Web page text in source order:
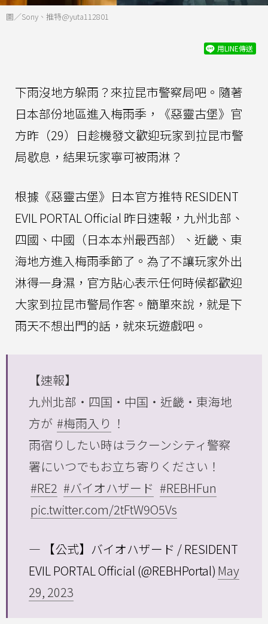
圖／Sony、推特@yuta112801
用LINE傳送
下雨沒地方躲雨？來拉昆市警察局吧。隨著
日本部份地區進入梅雨季，《惡靈古堡》官
方昨（29）日趁機發文歡迎玩家到拉昆市警
局歇息，結果玩家寧可被雨淋？
根據《惡靈古堡》日本官方推特 RESIDENT
EVIL PORTAL Official 昨日速報，九州北部、
四國、中國（日本本州最西部）、近畿、東
海地方進入梅雨季節了。為了不讓玩家外出
淋得一身濕，官方貼心表示任何時候都歡迎
大家到拉昆市警局作客。簡單來說，就是下
雨天不想出門的話，就來玩遊戲吧。
【速報】
九州北部・四国・中国・近畿・東海地
方が #梅雨入り ！
雨宿りしたい時はラクーンシティ警察
署にいつでもお立ち寄りください！
#RE2 #バイオハザード #REBHFun
pic.twitter.com/2tFtW9O5Vs
— 【公式】バイオハザード / RESIDENT
EVIL PORTAL Official (@REBHPortal) May
29, 2023